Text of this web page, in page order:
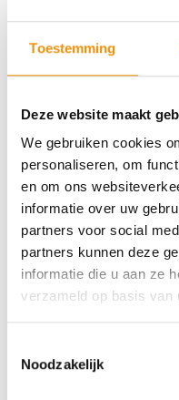
Toestemming
Deze website maakt
We gebruiken cookies
personaliseren, om
en om ons
informatie over uw
partners voor social
partners kunnen deze
informatie die u aan ze
verzameld op basis van
Noodzakelijk
Zeewind
CO₂-
Wek windenergie
huishoudens.
fossielvrije